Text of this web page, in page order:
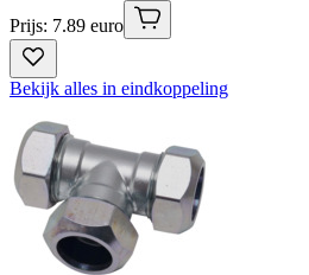
Prijs: 7.89 euro
Bekijk alles in eindkoppeling